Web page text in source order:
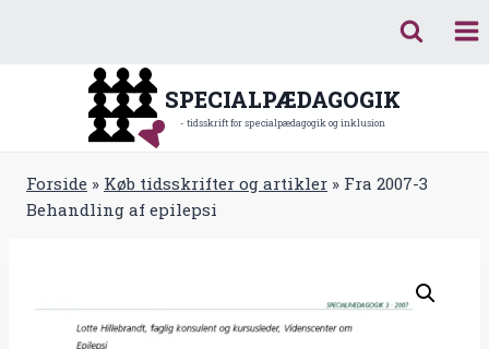
SPECIALPÆDAGOGIK
- tidsskrift for specialpædagogik og inklusion
Forside » Køb tidsskrifter og artikler » Fra 2007-3
Behandling af epilepsi